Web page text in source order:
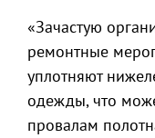
«Зачастую
ремонтные
уплотняют
одежды, что
провалам